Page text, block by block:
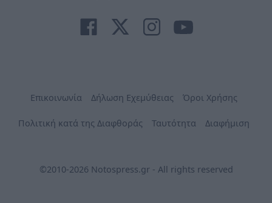
Επικοινωνία Δήλωση Εχεμύθειας Όροι Χρήσης
Πολιτική κατά της Διαφθοράς Ταυτότητα Διαφήμιση
©2010-2026 Notospress.gr - All rights reserved